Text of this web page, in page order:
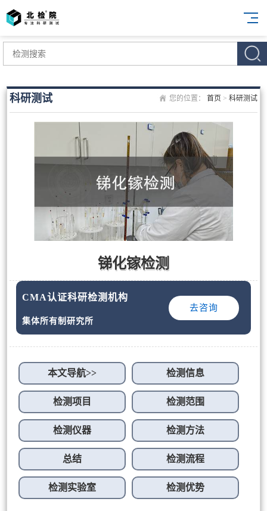
您的位置： 首页 > 科研测试
科研测试
锑化镓检测
CMA认证科研检测机构
集体所有制研究所
去咨询
本文导航>> 检测信息
检测项目 检测范围
检测仪器 检测方法
总结 检测流程
检测实验室 检测优势